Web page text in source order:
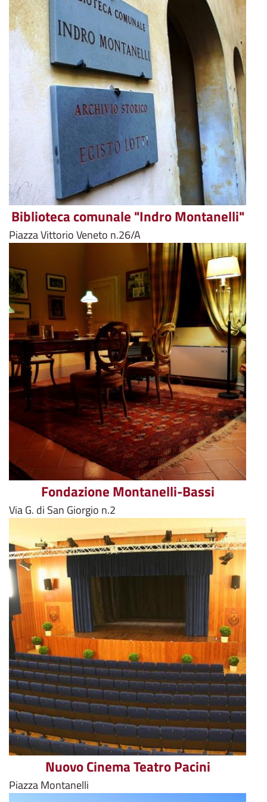
Biblioteca comunale "Indro Montanelli"
Piazza Vittorio Veneto n.26/A
Fondazione Montanelli-Bassi
Via G. di San Giorgio n.2
Nuovo Cinema Teatro Pacini
Piazza Montanelli